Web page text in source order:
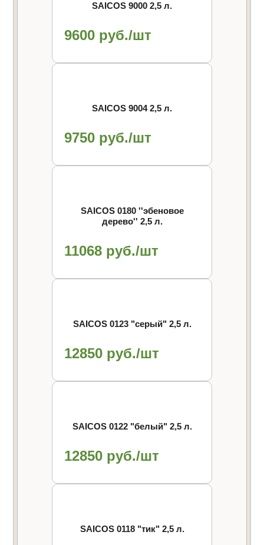
SAICOS 9000 2,5 л.
9600 руб./шт
SAICOS 9004 2,5 л.
9750 руб./шт
SAICOS 0180 ''эбеновое
дерево'' 2,5 л.
11068 руб./шт
SAICOS 0123 "cерый" 2,5 л.
12850 руб./шт
SAICOS 0122 "белый" 2,5 л.
12850 руб./шт
SAICOS 0118 "тик" 2,5 л.